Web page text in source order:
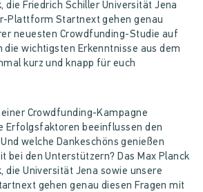
die Friedrich Schiller Universität Jena
Plattform Startnext gehen genau
neuesten Crowdfunding-Studie auf
die wichtigsten Erkenntnisse aus dem
kurz und knapp für euch
Crowdfunding-Kampagne
Erfolgsfaktoren beeinflussen den
welche Dankeschöns genießen
bei den Unterstützern? Das Max Planck
die Universität Jena sowie unsere
gehen genau diesen Fragen mit